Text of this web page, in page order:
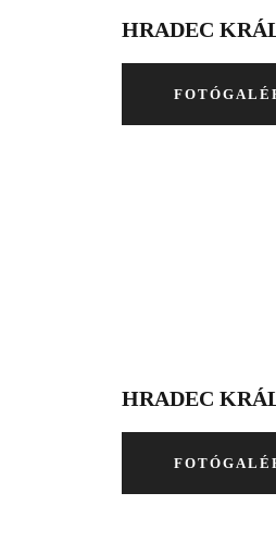
HRADEC
HRADEC